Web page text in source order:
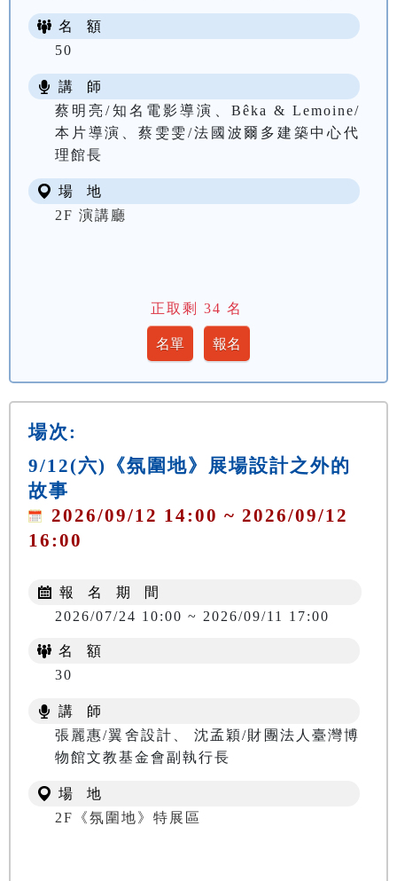
名 額
50
講 師
蔡明亮/知名電影導演、Bêka & Lemoine/
本片導演、蔡雯雯/法國波爾多建築中心代
理館長
場 地
2F 演講廳
正取剩 34 名
場次:
9/12(六)《氛圍地》展場設計之外的
故事
2026/09/12 14:00 ~ 2026/09/12
16:00
報 名 期 間
2026/07/24 10:00 ~ 2026/09/11 17:00
名 額
30
講 師
張麗惠/翼舍設計、 沈孟穎/財團法人臺灣博
物館文教基金會副執行長
場 地
2F《氛圍地》特展區